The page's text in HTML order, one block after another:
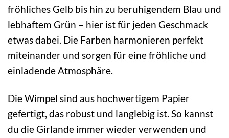
fröhliches Gelb bis hin zu beruhigendem Blau und
lebhaftem Grün – hier ist für jeden Geschmack
etwas dabei. Die Farben harmonieren perfekt
miteinander und sorgen für eine fröhliche und
einladende Atmosphäre.
Die Wimpel sind aus hochwertigem Papier
gefertigt, das robust und langlebig ist. So kannst
du die Girlande immer wieder verwenden und